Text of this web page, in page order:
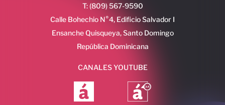
T: (809) 567-9590
Calle Bohechio N°4, Edificio Salvador I
Ensanche Quisqueya, Santo Domingo
República Dominicana
CANALES YOUTUBE